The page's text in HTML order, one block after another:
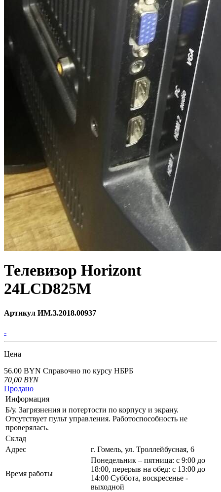
Телевизор Horizont
24LCD825M
Артикул ИМ.3.2018.00937
-
Цена
56.00 BYN Справочно по курсу НБРБ
70,00 BYN
Продано
Информация
Б/у. Загрязнения и потертости по корпусу и экрану.
Отсутствует пульт управления. Работоспособность не
проверялась.
Склад
Адрес
г. Гомель, ул. Троллейбусная, 6
Время работы
Понедельник – пятница: с 9:00 до
18:00, перерыв на обед: с 13:00 до
14:00 Суббота, воскресенье -
выходной